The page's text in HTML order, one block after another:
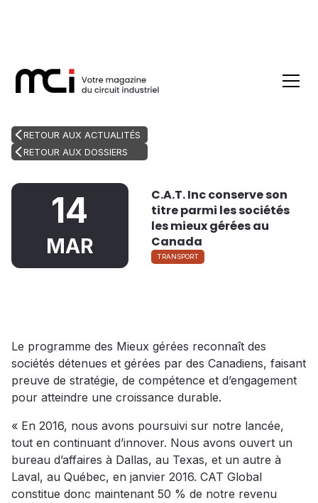
RETOUR AUX ACTUALITÉS
RETOUR AUX DOSSIERS
14
MAR
C.A.T. Inc conserve son
titre parmi les sociétés
les mieux gérées au
Canada
TRANSPORT
Le programme des Mieux gérées reconnaît des
sociétés détenues et gérées par des Canadiens, faisant
preuve de stratégie, de compétence et d’engagement
pour atteindre une croissance durable.
« En 2016, nous avons poursuivi sur notre lancée,
tout en continuant d’innover. Nous avons ouvert un
bureau d’affaires à Dallas, au Texas, et un autre à
Laval, au Québec, en janvier 2016. CAT Global
constitue donc maintenant 50 % de notre revenu